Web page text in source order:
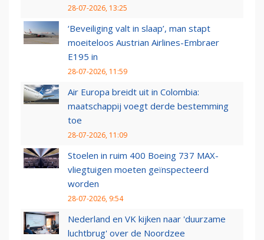
28-07-2026, 13:25
‘Beveiliging valt in slaap’, man stapt
moeiteloos Austrian Airlines-Embraer
E195 in
28-07-2026, 11:59
Air Europa breidt uit in Colombia:
maatschappij voegt derde bestemming
toe
28-07-2026, 11:09
Stoelen in ruim 400 Boeing 737 MAX-
vliegtuigen moeten geïnspecteerd
worden
28-07-2026, 9:54
Nederland en VK kijken naar 'duurzame
luchtbrug' over de Noordzee